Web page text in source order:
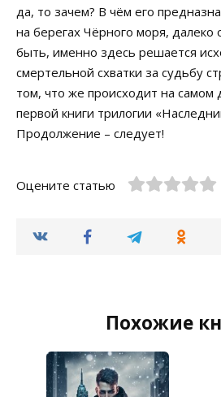
да, то зачем? В чём его
на берегах Чёрного моря,
быть, именно здесь решается
смертельной схватки за судьбу
том, что же происходит на самом
первой книги трилогии
Продолжение – следует!
Оцените статью
Похожие